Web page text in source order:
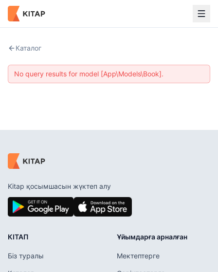
Каталог
No query results for model [App\Models\Book].
Kitap қосымшасын жүктеп алу
КІТАП
Біз туралы
Ұйымдарға арналған
Мектептерге